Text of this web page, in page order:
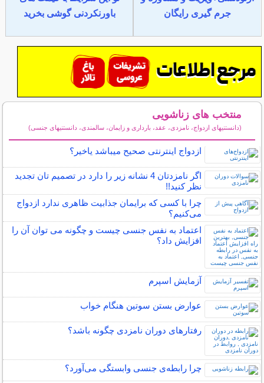
جرم گیری رایگان
باورنکردنی گوشی بخرید
منتخب های زناشویی
(دانستنیهای ازدواج، نامزدی، عقد، بارداری و زایمان، سالمندی، دانستنیهای جنسی)
ازدواج اینترنتی صحیح میباشد یاخیر؟
اگر نامزدتان 4 نشانه زیر را دارد در تصمیم تان تجدید
نظر کنید!!
چرا با کسی که برایمان جذابیت ظاهری ندارد ازدواج
می‌کنیم؟
اعتماد به نفس جنسی چیست و چگونه می توان آن را
افزایش داد؟
آزمایش اسپرم
عوارض بستن سوتین هنگام خواب
رفتارهای دوران نامزدی چگونه باشد؟
چرا رابطه‌ی جنسی وابستگی می‌آورد؟